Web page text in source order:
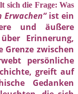
sich die Frage: Was
Erwachen“ist ein
und äußere
Erinnerung,
zwischen
persönliche
greift auf
Gedanken